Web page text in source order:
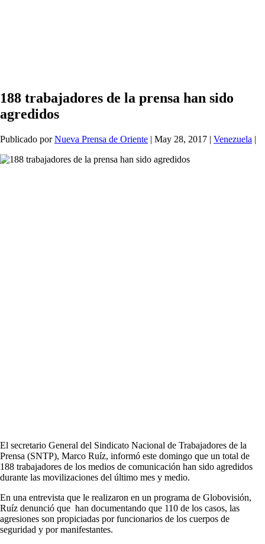
188 trabajadores de la prensa han sido
agredidos
Publicado porNueva Prensa de Oriente | May 28, 2017 | Venezuela |
El secretario General del Sindicato Nacional de Trabajadores de la
Prensa (SNTP), Marco Ruíz, informó este domingo que un total de
188 trabajadores de los medios de comunicación han sido agredidos
durante las movilizaciones del último mes y medio.
En una entrevista que le realizaron en un programa de Globovisión,
Ruíz denunció que han documentando que 110 de los casos, las
agresiones son propiciadas por funcionarios de los cuerpos de
seguridad y por manifestantes.